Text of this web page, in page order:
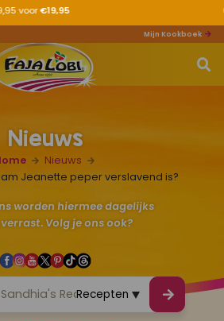
recept
Mijn Kookboek
je naar op zoek?
Home
Over ons
verkrijgbaar?
kookboek
Nieuws
Nieuws
Jeanette peper verslavend is?
worden hiermee dagelijks
Volg je ons ook?